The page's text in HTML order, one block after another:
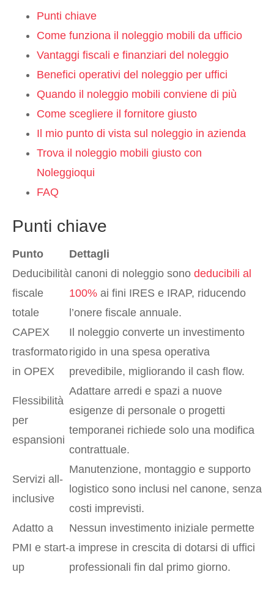
Punti chiave
Come funziona il noleggio mobili da ufficio
Vantaggi fiscali e finanziari del noleggio
Benefici operativi del noleggio per uffici
Quando il noleggio mobili conviene di più
Come scegliere il fornitore giusto
Il mio punto di vista sul noleggio in azienda
Trova il noleggio mobili giusto con
Noleggioqui
FAQ
Punti chiave
Punto
Dettagli
Deducibilità
fiscale
totale
I canoni di noleggio sono deducibili al
100% ai fini IRES e IRAP, riducendo
l’onere fiscale annuale.
CAPEX
trasformato
in OPEX
Il noleggio converte un investimento
rigido in una spesa operativa
prevedibile, migliorando il cash flow.
Flessibilità
per
espansioni
Adattare arredi e spazi a nuove
esigenze di personale o progetti
temporanei richiede solo una modifica
contrattuale.
Servizi all-
inclusive
Manutenzione, montaggio e supporto
logistico sono inclusi nel canone, senza
costi imprevisti.
Adatto a
PMI e start-
up
Nessun investimento iniziale permette
a imprese in crescita di dotarsi di uffici
professionali fin dal primo giorno.